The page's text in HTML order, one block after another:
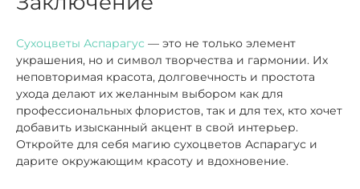
Сухоцветы Аспарагус — это не только элемент
украшения, но и символ творчества и гармонии. Их
неповторимая красота, долговечность и простота
ухода делают их желанным выбором как для
профессиональных флористов, так и для тех, кто хочет
добавить изысканный акцент в свой интерьер.
Откройте для себя магию сухоцветов Аспарагус и
дарите окружающим красоту и вдохновение.